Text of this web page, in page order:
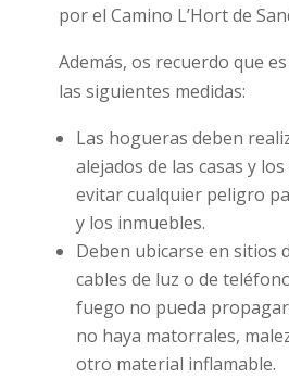
por el Camino L’Hort de
Además, os recuerdo que
las siguientes medidas:
Las hogueras deben
alejados de las casas y
evitar cualquier peligro
y los inmuebles.
Deben ubicarse en sitios
cables de luz o de
fuego no pueda
no haya matorrales,
otro material inflamable.